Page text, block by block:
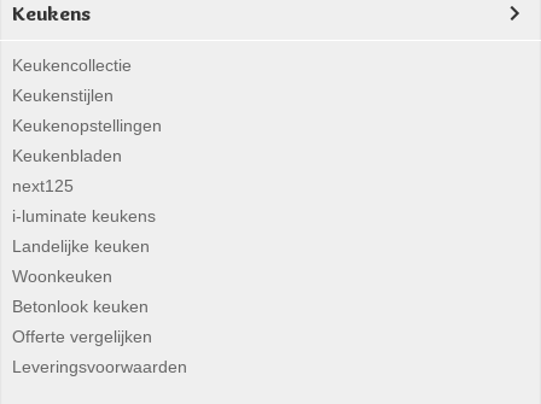
Keukens
Keukencollectie
Keukenstijlen
Keukenopstellingen
Keukenbladen
next125
i-luminate keukens
Landelijke keuken
Woonkeuken
Betonlook keuken
Offerte vergelijken
Leveringsvoorwaarden